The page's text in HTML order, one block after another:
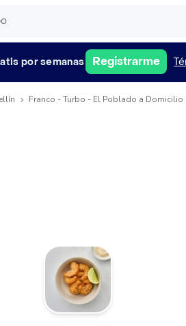
por semanas Registrarme
Franco - Turbo - El Poblado a Domicilio